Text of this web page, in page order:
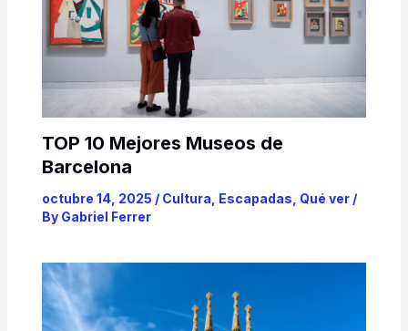
TOP 10 Mejores Museos de
Barcelona
octubre 14, 2025 / Cultura Escapadas Qué ver/
By Gabriel Ferrer